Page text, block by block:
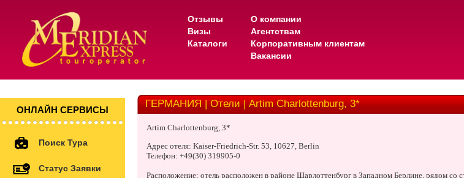
Отзывы
Визы
Каталоги
О компании
Агентствам
Корпоративным клиентам
Вакансии
ОНЛАЙН СЕРВИСЫ
Поиск Тура
Статус Заявки
ГЕРМАНИЯ | Отели | Artim Charlottenburg, 3*
Artim Charlottenburg, 3*
Адрес отеля: Kaiser-Friedrich-Str. 53, 10627, Berlin
Телефон: +49(30) 319905-0
Расположение: отель расположен в районе Шарлоттенбург в Западном Берлине, рядом со